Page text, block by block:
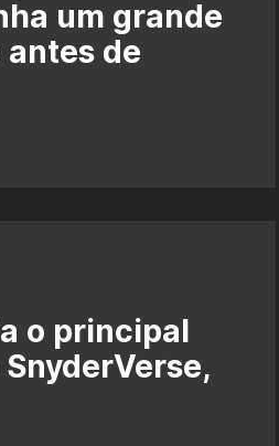
um grande
de
o principal